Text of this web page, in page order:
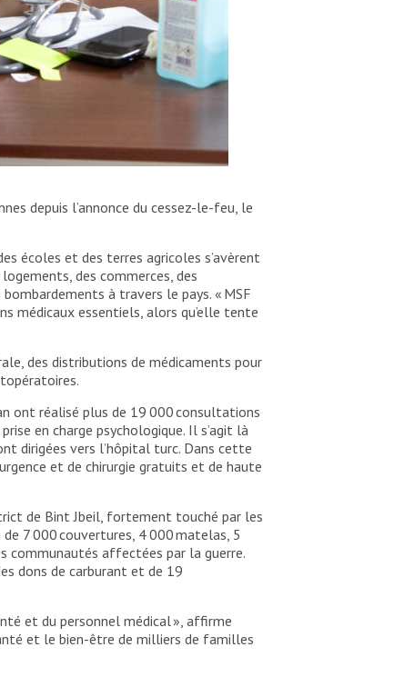
depuis l’annonce du cessez-le-feu, le
écoles et des terres agricoles s’avèrent
des commerces, des
à travers le pays. « MSF
médicaux essentiels, alors qu’elle tente
des distributions de médicaments pour
ont réalisé plus de 19 000 consultations
en charge psychologique. Il s’agit là
dirigées vers l’hôpital turc. Dans cette
et de chirurgie gratuits et de haute
de Bint Jbeil, fortement touché par les
7 000 couvertures, 4 000 matelas, 5
communautés affectées par la guerre.
dons de carburant et de 19
et du personnel médical », affirme
et le bien-être de milliers de familles